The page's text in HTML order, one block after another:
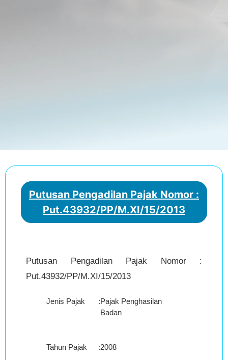
Putusan Pengadilan Pajak Nomor :
Put.43932/PP/M.XI/15/2013
Putusan Pengadilan Pajak Nomor :
Put.43932/PP/M.XI/15/2013
Jenis Pajak :Pajak Penghasilan
Badan
Tahun Pajak :2008